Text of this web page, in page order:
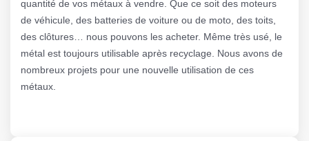
quantité de vos métaux à vendre. Que ce soit des moteurs
de véhicule, des batteries de voiture ou de moto, des toits,
des clôtures… nous pouvons les acheter. Même très usé, le
métal est toujours utilisable après recyclage. Nous avons de
nombreux projets pour une nouvelle utilisation de ces
métaux.